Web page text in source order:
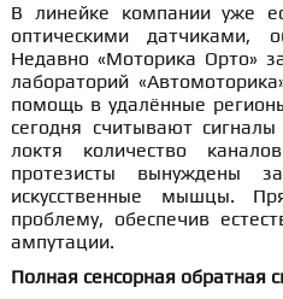
В линейке компании уже
оптическими датчиками,
Недавно «Моторика Орто»
лабораторий
помощь в удалённые
сегодня считывают
локтя количество
протезисты вынуждены
искусственные мышцы.
проблему, обеспечив
ампутации.
Полная сенсорная обратная